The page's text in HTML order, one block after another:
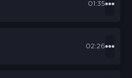
01:35
02:26